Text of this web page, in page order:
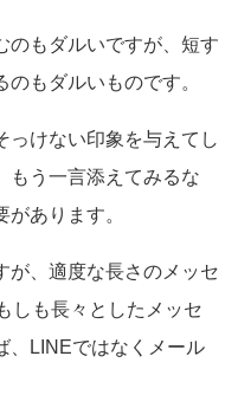
のもダルいですが、短す
もダルいものです。
っけない印象を与えてし
もう一言添えてみるな
あります。
が、適度な長さのメッセ
しも長々としたメッセ
、LINEではなくメール